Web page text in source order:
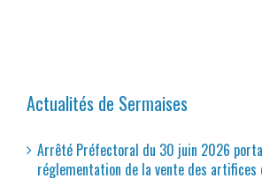
Actualités de Sermaises
Arrêté Préfectoral du 30 juin 2026
réglementation de la vente des